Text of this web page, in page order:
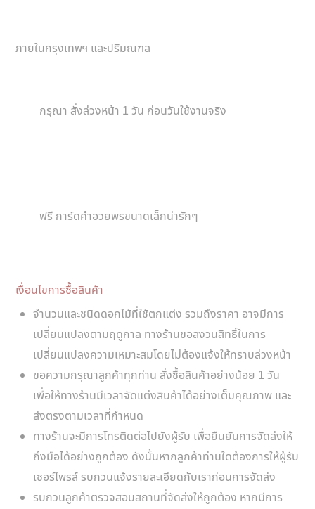
ภายในกรุงเทพฯ และปริมณฑล
กรุณา สั่งล่วงหน้า 1 วัน ก่อนวันใช้งานจริง
ฟรี การ์ดคำอวยพรขนาดเล็กน่ารักๆ
เงื่อนไขการซื้อสินค้า
จำนวนและชนิดดอกไม้ที่ใช้ตกแต่ง รวมถึงราคา อาจมีการ
เปลี่ยนแปลงตามฤดูกาล ทางร้านขอสงวนสิทธิ์ในการ
เปลี่ยนแปลงความเหมาะสมโดยไม่ต้องแจ้งให้ทราบล่วงหน้า
ขอความกรุณาลูกค้าทุกท่าน สั่งซื้อสินค้าอย่างน้อย 1 วัน
เพื่อให้ทางร้านมีเวลาจัดแต่งสินค้าได้อย่างเต็มคุณภาพ และ
ส่งตรงตามเวลาที่กำหนด
ทางร้านจะมีการโทรติดต่อไปยังผู้รับ เพื่อยืนยันการจัดส่งให้
ถึงมือได้อย่างถูกต้อง ดังนั้นหากลูกค้าท่านใดต้องการให้ผู้รับ
เซอร์ไพรส์ รบกวนแจ้งรายละเอียดกับเราก่อนการจัดส่ง
รบกวนลูกค้าตรวจสอบสถานที่จัดส่งให้ถูกต้อง หากมีการ